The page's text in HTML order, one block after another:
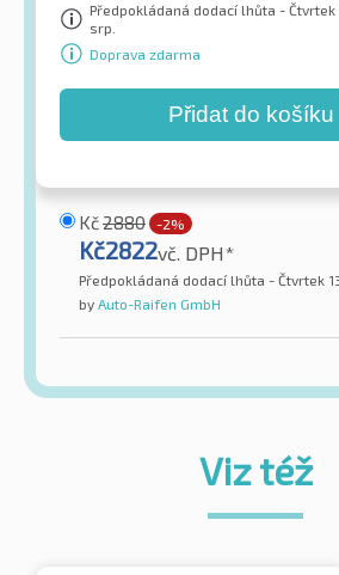
Předpokládaná dodací lhůta - Čtvrtek
srp.
Doprava zdarma
Přidat do košíku
Kč2880 -2%
Kč2822vč. DPH*
Předpokládaná dodací lhůta - Čtvrtek
by Auto-Raifen GmbH
Viz též